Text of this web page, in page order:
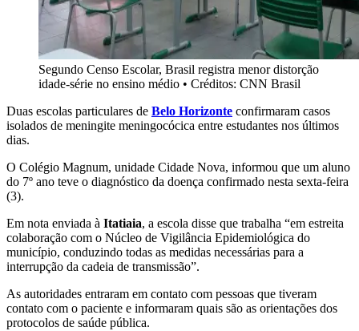
Segundo Censo Escolar, Brasil registra menor distorção
idade-série no ensino médio • Créditos: CNN Brasil
Duas escolas particulares de Belo Horizonte confirmaram casos
isolados de meningite meningocócica entre estudantes nos últimos
dias.
O Colégio Magnum, unidade Cidade Nova, informou que um aluno
do 7º ano teve o diagnóstico da doença confirmado nesta sexta-feira
(3).
Em nota enviada à Itatiaia, a escola disse que trabalha “em estreita
colaboração com o Núcleo de Vigilância Epidemiológica do
município, conduzindo todas as medidas necessárias para a
interrupção da cadeia de transmissão”.
As autoridades entraram em contato com pessoas que tiveram
contato com o paciente e informaram quais são as orientações dos
protocolos de saúde pública.